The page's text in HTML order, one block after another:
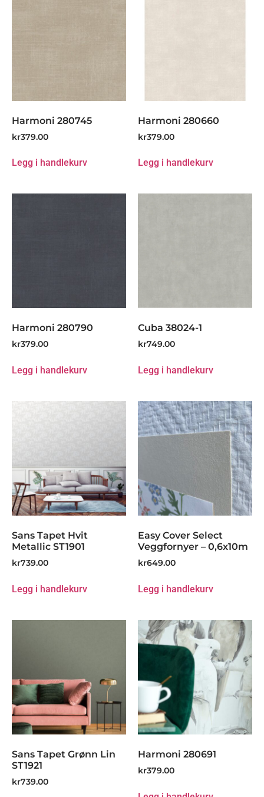
Harmoni 280745
kr379.00
Legg i handlekurv
Harmoni 280660
kr379.00
Legg i handlekurv
Harmoni 280790
kr379.00
Legg i handlekurv
Cuba 38024-1
kr749.00
Legg i handlekurv
Sans Tapet Hvit
Metallic ST1901
kr739.00
Legg i handlekurv
Easy Cover Select
Veggfornyer – 0,6x10m
kr649.00
Legg i handlekurv
Sans Tapet Grønn Lin
ST1921
kr739.00
Harmoni 280691
kr379.00